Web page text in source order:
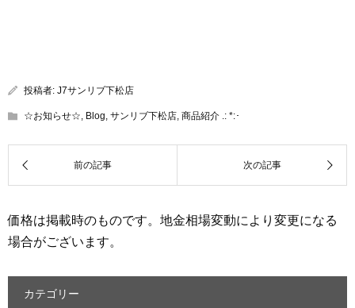
投稿者: J7サンリブ下松店
☆お知らせ☆, Blog, サンリブ下松店, 商品紹介 .: *:･
価格は掲載時のものです。地金相場変動により変更になる
場合がございます。
カテゴリー